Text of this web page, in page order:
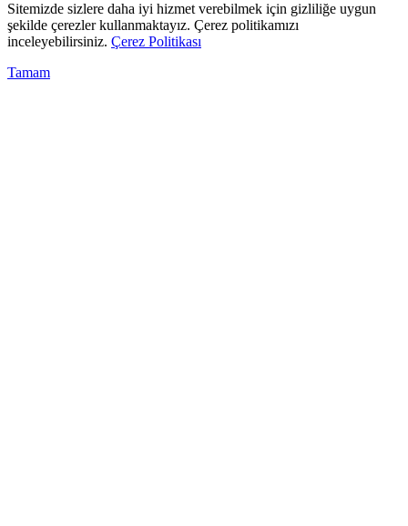
Sitemizde sizlere daha iyi hizmet verebilmek için gizliliğe uygun
şekilde çerezler kullanmaktayız. Çerez politikamızı
inceleyebilirsiniz. Çerez Politikası
Tamam